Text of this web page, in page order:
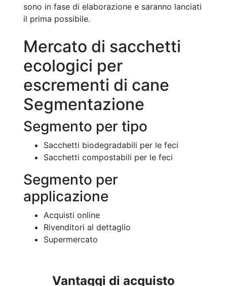
sono in fase di elaborazione e saranno lanciati
il prima possibile.
Mercato di sacchetti
ecologici per
escrementi di cane
Segmentazione
Segmento per tipo
Sacchetti biodegradabili per le feci
Sacchetti compostabili per le feci
Segmento per
applicazione
Acquisti online
Rivenditori al dettaglio
Supermercato
Vantaggi di acquisto